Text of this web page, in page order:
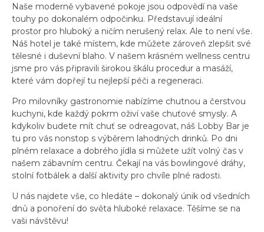
Naše moderně vybavené pokoje jsou odpovědí na vaše
touhy po dokonalém odpočinku. Představují ideální
prostor pro hluboký a ničím nerušený relax. Ale to není vše.
Náš hotel je také místem, kde můžete zároveň zlepšit své
tělesné i duševní blaho. V našem krásném wellness centru
jsme pro vás připravili širokou škálu procedur a masáží,
které vám dopřejí tu nejlepší péči a regeneraci.
Pro milovníky gastronomie nabízíme chutnou a čerstvou
kuchyni, kde každý pokrm oživí vaše chuťové smysly. A
kdykoliv budete mít chuť se odreagovat, náš Lobby Bar je
tu pro vás nonstop s výběrem lahodných drinků. Po dni
plném relaxace a dobrého jídla si můžete užít volný čas v
našem zábavním centru. Čekají na vás bowlingové dráhy,
stolní fotbálek a další aktivity pro chvíle plné radosti.
U nás najdete vše, co hledáte – dokonalý únik od všedních
dnů a ponoření do světa hluboké relaxace. Těšíme se na
vaši návštěvu!